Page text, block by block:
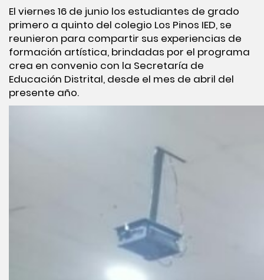
El viernes 16 de junio los estudiantes de grado
primero a quinto del colegio Los Pinos IED, se
reunieron para compartir sus experiencias de
formación artística, brindadas por el programa
crea en convenio con la Secretaría de
Educación Distrital, desde el mes de abril del
presente año.